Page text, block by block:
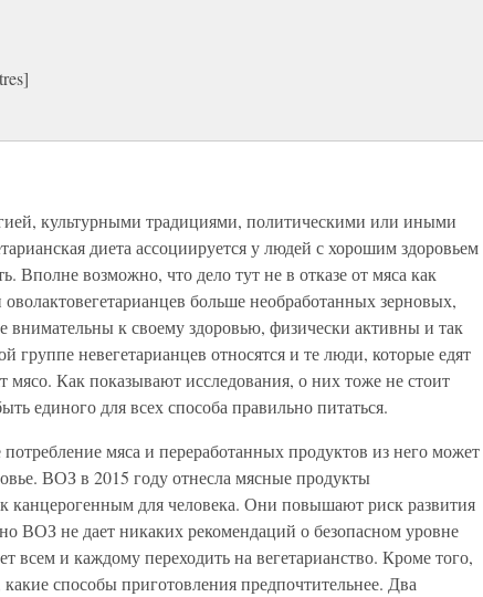
культурными традициями, политическими или иными
диета ассоциируется у людей с хорошим здоровьем
Вполне возможно, что дело тут не в отказе от мяса как
больше необработанных зерновых,
внимательны к своему здоровью, физически активны и так
группе невегетарианцев относятся и те люди, которые едят
мясо. Как показывают исследования, о них тоже не стоит
единого для всех способа правильно питаться.
мяса и переработанных продуктов из него может
ВОЗ в 2015 году отнесла мясные продукты
канцерогенным для человека. Они повышают риск развития
ВОЗ не дает никаких рекомендаций о безопасном уровне
всем и каждому переходить на вегетарианство. Кроме того,
какие способы приготовления предпочтительнее. Два